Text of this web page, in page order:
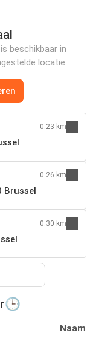
beschikbaar in
locatie:
0.23 km
Brussel
0.26 km
0.30 km
Naam